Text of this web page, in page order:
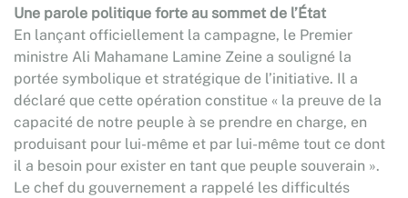
Une parole politique forte au sommet de l’État
En lançant officiellement la campagne, le Premier
ministre Ali Mahamane Lamine Zeine a souligné la
portée symbolique et stratégique de l’initiative. Il a
déclaré que cette opération constitue « la preuve de la
capacité de notre peuple à se prendre en charge, en
produisant pour lui-même et par lui-même tout ce dont
il a besoin pour exister en tant que peuple souverain ».
Le chef du gouvernement a rappelé les difficultés